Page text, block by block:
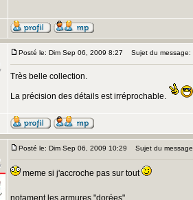
Posté le: Dim Sep 06, 2009 8:27 Sujet du message:
Très belle collection.
La précision des détails est irréprochable.
Posté le: Dim Sep 06, 2009 10:29 Sujet du
meme si j'accroche pas sur tout
notament les armures "dorées"